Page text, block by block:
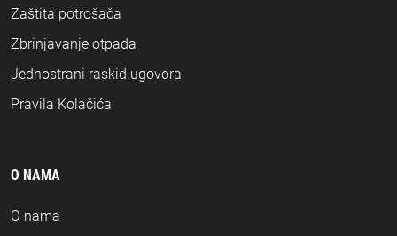
Zaštita potrošača
Zbrinjavanje otpada
Jednostrani raskid ugovora
Pravila Kolačića
O NAMA
O nama